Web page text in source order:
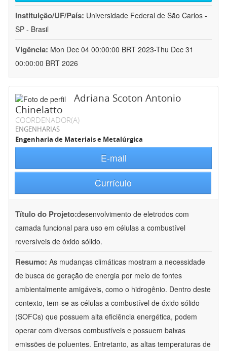
Instituição/UF/País: Universidade Federal de São Carlos -
SP - Brasil
Vigência: Mon Dec 04 00:00:00 BRT 2023-Thu Dec 31
00:00:00 BRT 2026
Adriana Scoton Antonio
Chinelatto
COORDENADOR(A)
ENGENHARIAS
Engenharia de Materiais e Metalúrgica
E-mail
Currículo
Título do Projeto:desenvolvimento de eletrodos com
camada funcional para uso em células a combustível
reversíveis de óxido sólido.
Resumo: As mudanças climáticas mostram a necessidade
de busca de geração de energia por meio de fontes
ambientalmente amigáveis, como o hidrogênio. Dentro deste
contexto, tem-se as células a combustível de óxido sólido
(SOFCs) que possuem alta eficiência energética, podem
operar com diversos combustíveis e possuem baixas
emissões de poluentes. Entretanto, as altas temperaturas de